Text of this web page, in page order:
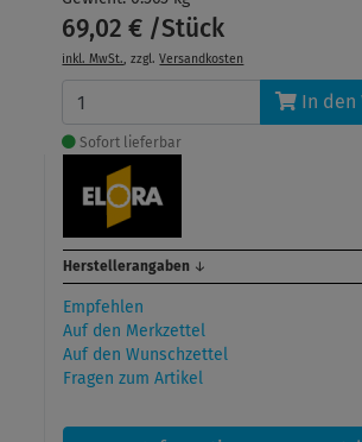
69,02 € /Stück
inkl. MwSt., zzgl.Versandkosten
In den
Sofort lieferbar
Herstellerangaben ↓
Empfehlen
Auf den Merkzettel
Auf den Wunschzettel
Fragen zum Artikel